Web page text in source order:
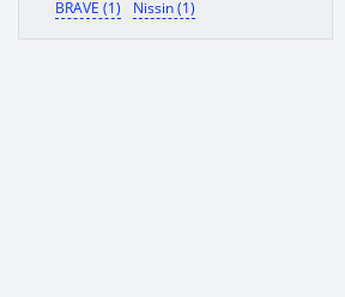
BRAVE (1)
Nissin (1)